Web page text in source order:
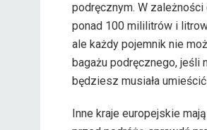
podręcznym. W
ponad 100 mililitrów i
ale każdy pojemnik nie
bagażu podręcznego,
będziesz musiała
Inne kraje europejskie